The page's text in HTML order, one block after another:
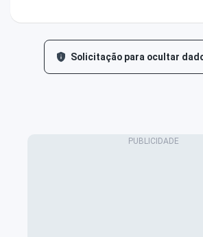
Solicitação para ocultar